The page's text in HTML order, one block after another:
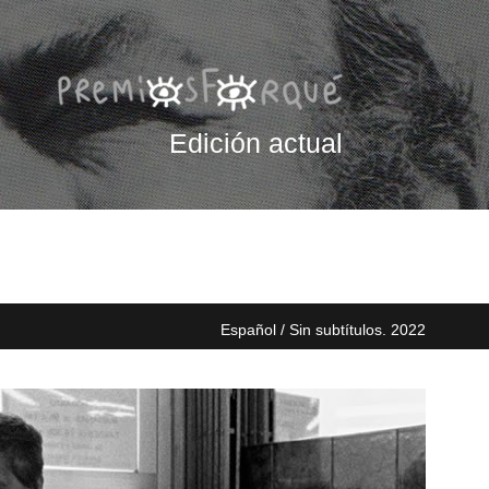
Edición actual
Español / Sin subtítulos. 2022